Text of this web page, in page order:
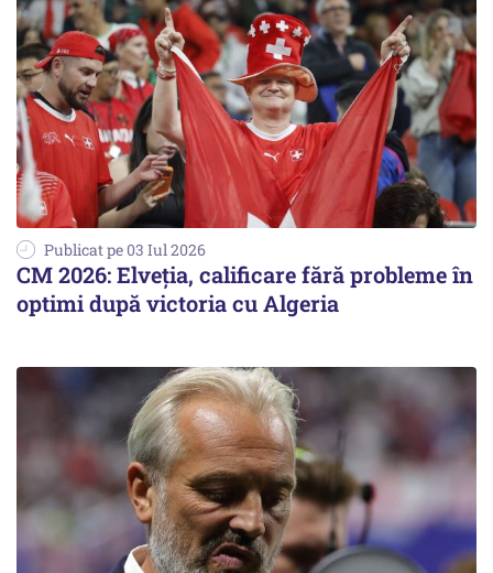
Publicat pe 03 Iul 2026
CM 2026: Elveția, calificare fără probleme în
optimi după victoria cu Algeria